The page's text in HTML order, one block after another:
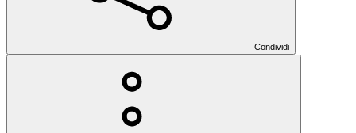
Condividi